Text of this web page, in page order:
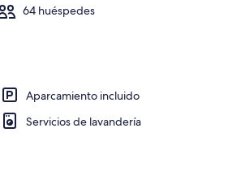
64 huéspedes
Aparcamiento incluido
Servicios de lavandería